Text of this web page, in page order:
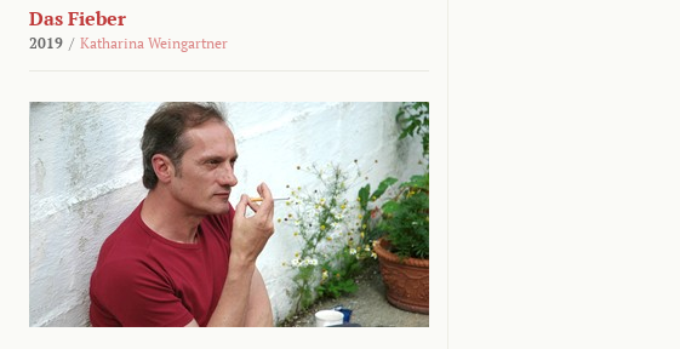
Das Fieber
2019 / Katharina Weingartner